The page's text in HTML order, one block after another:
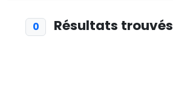
0 Résultats trouvés